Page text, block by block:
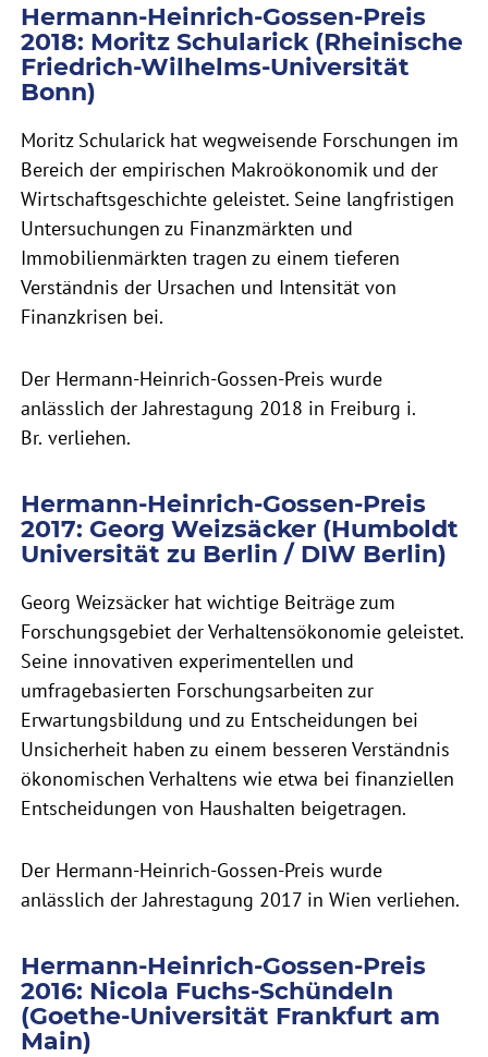
Hermann-Heinrich-Gossen-Preis
2018: Moritz Schularick (Rheinische
Friedrich-Wilhelms-Universität
Bonn)
Moritz Schularick hat wegweisende Forschungen im
Bereich der empirischen Makroökonomik und der
Wirtschaftsgeschichte geleistet. Seine langfristigen
Untersuchungen zu Finanzmärkten und
Immobilienmärkten tragen zu einem tieferen
Verständnis der Ursachen und Intensität von
Finanzkrisen bei.
Der Hermann-Heinrich-Gossen-Preis wurde
anlässlich der Jahrestagung 2018 in Freiburg i.
Br. verliehen.
Hermann-Heinrich-Gossen-Preis
2017: Georg Weizsäcker (Humboldt
Universität zu Berlin / DIW Berlin)
Georg Weizsäcker hat wichtige Beiträge zum
Forschungsgebiet der Verhaltensökonomie geleistet.
Seine innovativen experimentellen und
umfragebasierten Forschungsarbeiten zur
Erwartungsbildung und zu Entscheidungen bei
Unsicherheit haben zu einem besseren Verständnis
ökonomischen Verhaltens wie etwa bei finanziellen
Entscheidungen von Haushalten beigetragen.
Der Hermann-Heinrich-Gossen-Preis wurde
anlässlich der Jahrestagung 2017 in Wien verliehen.
Hermann-Heinrich-Gossen-Preis
2016: Nicola Fuchs-Schündeln
(Goethe-Universität Frankfurt am
Main)